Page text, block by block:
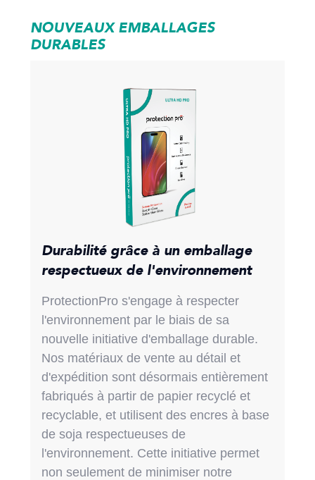
NOUVEAUX EMBALLAGES
DURABLES
Durabilité grâce à un emballage
respectueux de l'environnement
ProtectionPro s'engage à respecter
l'environnement par le biais de sa
nouvelle initiative d'emballage durable.
Nos matériaux de vente au détail et
d'expédition sont désormais entièrement
fabriqués à partir de papier recyclé et
recyclable, et utilisent des encres à base
de soja respectueuses de
l'environnement. Cette initiative permet
non seulement de minimiser notre